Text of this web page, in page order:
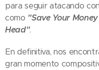
para seguir atacando
como "Save Your
Head".
En definitiva, nos
gran momento